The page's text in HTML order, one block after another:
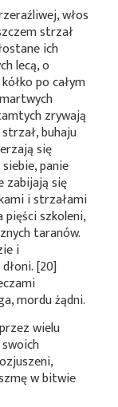
włos
strzał
ich
lecą, o
po całym
zrywają
buhaju
się
panie
zabijają się
i strzałami
pięści szkoleni,
taranów.
i
[20]
mordu żądni.
wielu
w bitwie